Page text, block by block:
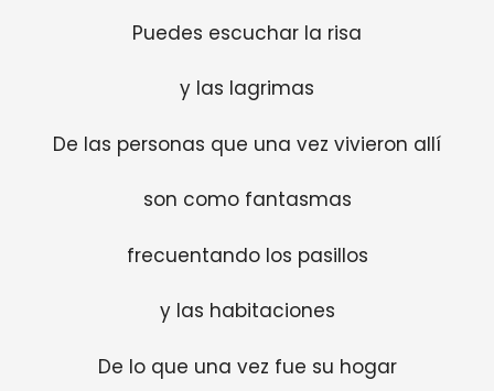
Puedes escuchar la risa
y las lagrimas
De las personas que una vez vivieron allí
son como fantasmas
frecuentando los pasillos
y las habitaciones
De lo que una vez fue su hogar